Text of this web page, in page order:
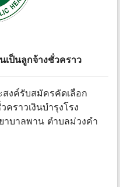
เป็นลูกจ้างชั่วคราว
งค์รับสมัครคัดเลือก
ราวเงินบํารุงโรง
บาลพาน ตําบลม่วงคํา